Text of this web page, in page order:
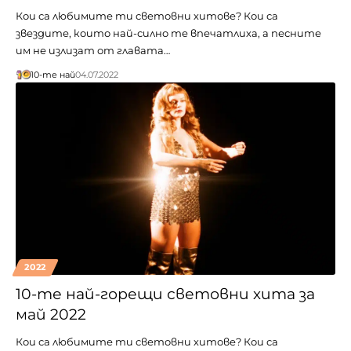
Кои са любимите ти световни хитове? Кои са
звездите, които най-силно те впечатлиха, а песните
им не излизат от главата…
10-те най04.07.2022
2022
10-те най-горещи световни хита за
май 2022
Кои са любимите ти световни хитове? Кои са